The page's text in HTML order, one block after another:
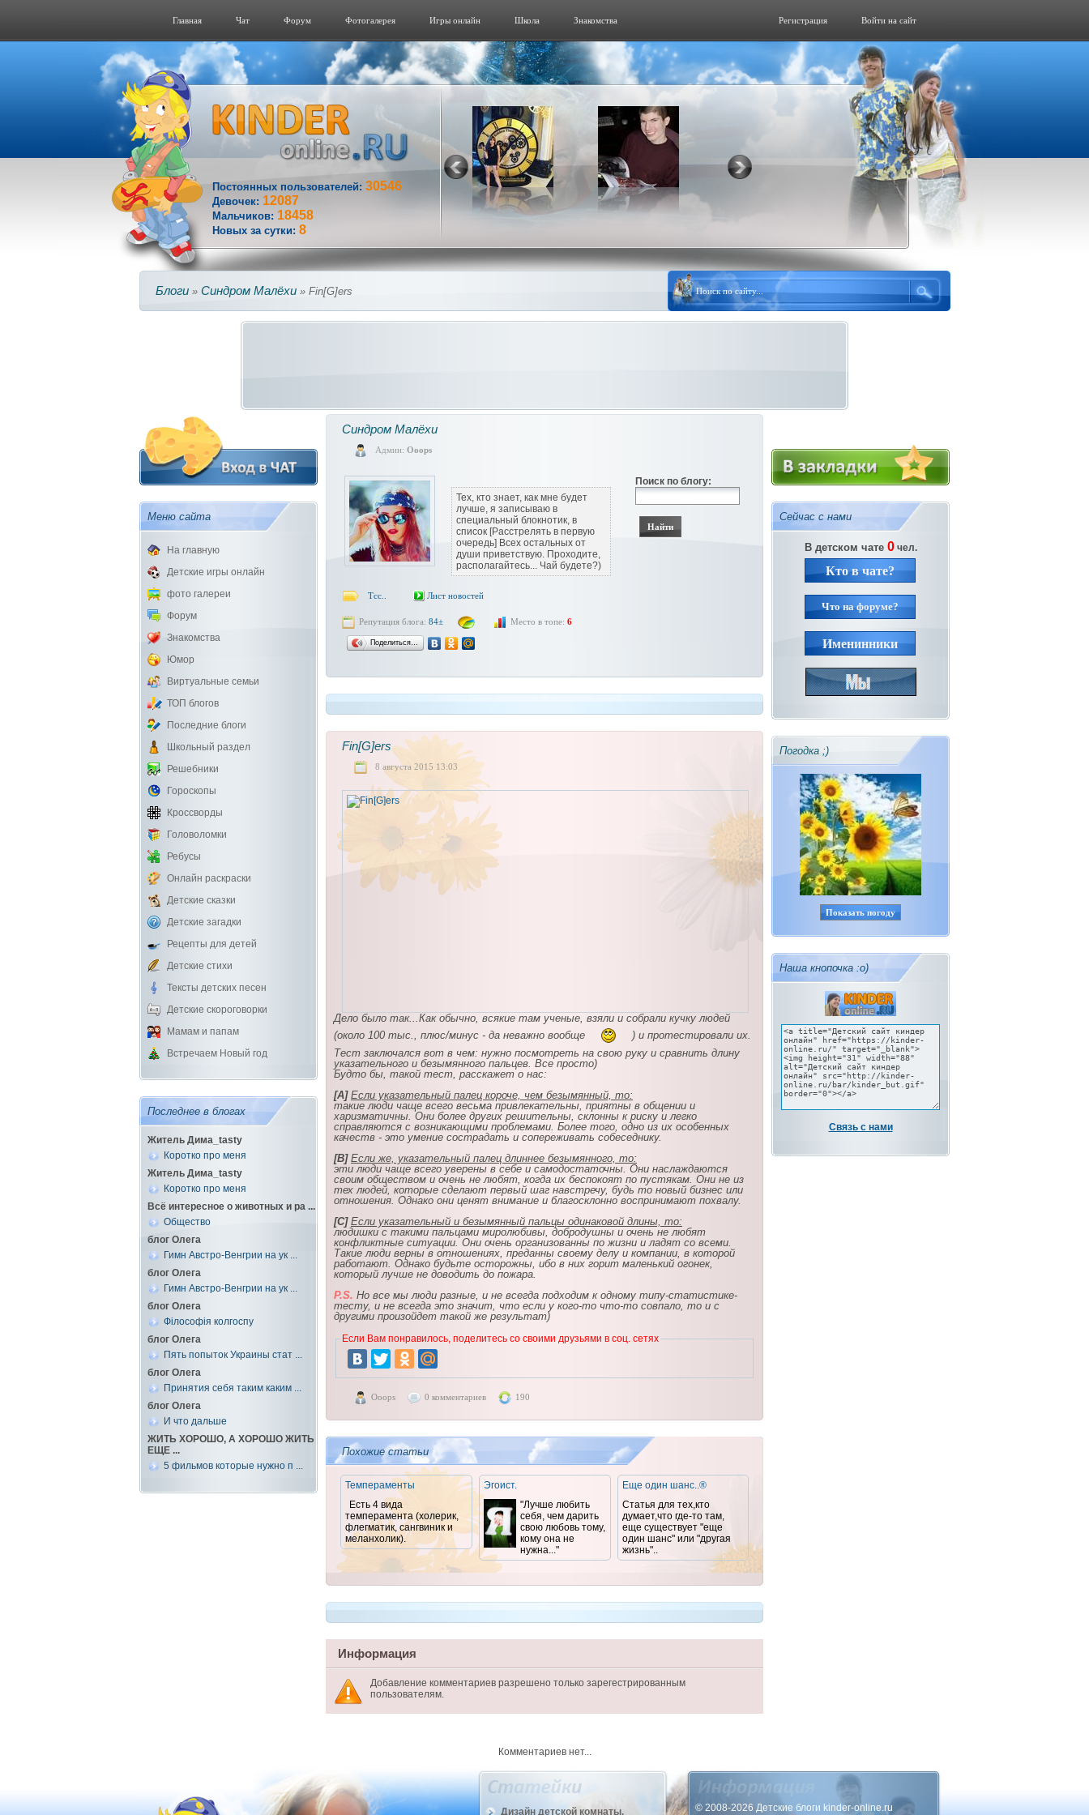
Главная Чат Форум Фотогалерeя Игры онлайн Школа Знакомства Войти на сайт
Регистрация
Постоянных пользователей: 30546
Девочек: 12087
Мальчиков: 18458
Новых за сутки: 8
Блоги » Синдром Малёхи » Fin[G]ers
Меню сайта
На главную
Детские игры онлайн
фото галереи
Форум
Знакомства
Юмор
Виртуальные семьи
ТОП блогов
Последние блоги
Школьный раздел
Решебники
Гороскопы
Кроссворды
Головоломки
Ребусы
Онлайн раскраски
Детские сказки
Детские загадки
Рецепты для детей
Детские стихи
Тексты детских песен
Детские скороговорки
Мамам и папам
Встречаем Новый год
Последнее в блогах
Житель Дима_tasty
Коротко про меня
Житель Дима_tasty
Коротко про меня
Всё интересное о животных и ра ...
Общество
блог Олега
Гимн Австро-Венгрии на ук ...
блог Олега
Гимн Австро-Венгрии на ук ...
блог Олега
Філософія колгоспу
блог Олега
Пять попыток Украины стат ...
блог Олега
Принятия себя таким каким ...
блог Олега
И что дальше
ЖИТЬ ХОРОШО, А ХОРОШО ЖИТЬ
ЕЩЕ ...
5 фильмов которые нужно п ...
Синдром Малёхи
Админ: Ooops
Тех, кто знает, как мне будет
лучше, я записываю в
специальный блокнотик, в
список [Pасстрелять в первую
очередь] Всех остальных от
души приветствую. Проходите,
располагайтесь... Чай будете?)
Поиск по блогу:
Тсс.. Лист новостей
Репутация блога: 84± Место в топе: 6
Поделиться…
Fin[G]ers
8 августа 2015 13:03
Дело было так...Как обычно, всякие там ученые, взяли и собрали кучку людей
(около 100 тыс., плюс/минус - да неважно вообще
) и протестировали их.
Тест заключался вот в чем: нужно посмотреть на свою руку и сравнить длину
указательного и безымянного пальцев. Все просто)
Будто бы, такой тест, расскажет о нас:
[A] Если указательный палец короче, чем безымянный, то:
такие люди чаще всего весьма привлекательны, приятны в общении и
харизматичны. Они более других решительны, склонны к риску и легко
справляются с возникающими проблемами. Более того, одно из их особенных
качеств - это умение сострадать и сопереживать собеседнику.
[B] Если же, указательный палец длиннее безымянного, то:
эти люди чаще всего уверены в себе и самодостаточны. Они наслаждаются
своим обществом и очень не любят, когда их беспокоят по пустякам. Они не из
тех людей, которые сделают первый шаг навстречу, будь то новый бизнес или
отношения. Однако они ценят внимание и благосклонно воспринимают похвалу.
[C] Если указательный и безымянный пальцы одинаковой длины, то:
людишки с такими пальцами миролюбивы, добродушны и очень не любят
конфликтные ситуации. Они очень организованны по жизни и ладят со всеми.
Такие люди верны в отношениях, преданны своему делу и компании, в которой
работают. Однако будьте осторожны, ибо в них горит маленький огонек,
который лучше не доводить до пожара.
P.S. Но все мы люди разные, и не всегда подходим к одному типу-статистике-
тесту, и не всегда это значит, что если у кого-то что-то совпало, то и с
другими произойдет такой же результат)
Если Вам понравилось, поделитесь со своими друзьями в соц. сетях
Ooops 0 комментариев 190
Похожие статьи
Темпераменты
Есть 4 вида
темперамента (холерик,
флегматик, сангвиник и
меланхолик).
Эгоист.
"Лучше любить
себя, чем дарить
свою любовь тому,
кому она не
нужна..."
Еще один шанс..®
Статья для тех,кто
думает,что где-то там,
еще существует "еще
один шанс" или "другая
жизнь"..
Информация
Добавление комментариев разрешено только зарегестрированным
пользователям.
Комментариев нет...
Сейчас с нами
В детском чате 0чел.
Кто в чате?
Что на форуме?
Именинники
Погодка ;)
Показать погоду
Наша кнопочка :о)
Связь с нами
Дизайн детской комнаты.
© 2008-2026 Детские блоги kinder-online.ru